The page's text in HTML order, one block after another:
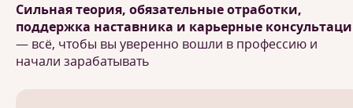
Сильная теория, обязательные отработки,
поддержка наставника и карьерные
— всё, чтобы вы уверенно вошли в профессию и
начали зарабатывать